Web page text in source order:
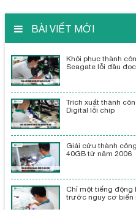
BÀI VIẾT MỚI
Khôi phục thành
Seagate lỗi đầu đọc
Trích xuất thành
Digital lỗi chip
Giải cứu thành
40GB từ năm 2006
Chỉ một tiếng
trước nguy cơ biến